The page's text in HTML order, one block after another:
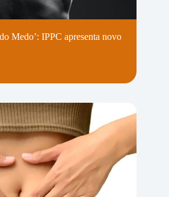
Medo’: IPPC apresenta novo